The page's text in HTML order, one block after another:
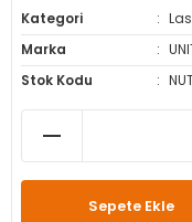
İç Lastikleri
Kategori
Marka
Stok Kodu
Sepete Ekle